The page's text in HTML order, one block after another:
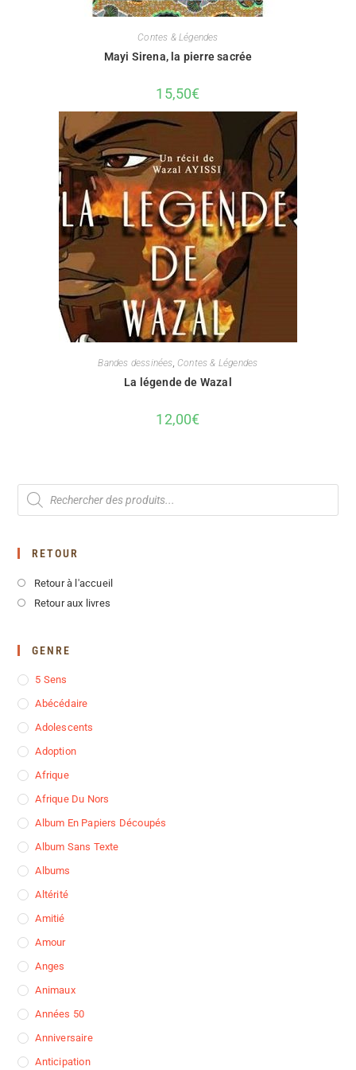
Contes & Légendes
Mayi Sirena, la pierre sacrée
15,50€
Bandes dessinées, Contes & Légendes
La légende de Wazal
12,00€
RETOUR
Retour à l'accueil
Retour aux livres
GENRE
5 Sens
Abécédaire
Adolescents
Adoption
Afrique
Afrique Du Nors
Album En Papiers Découpés
Album Sans Texte
Albums
Altérité
Amitié
Amour
Anges
Animaux
Années 50
Anniversaire
Anticipation